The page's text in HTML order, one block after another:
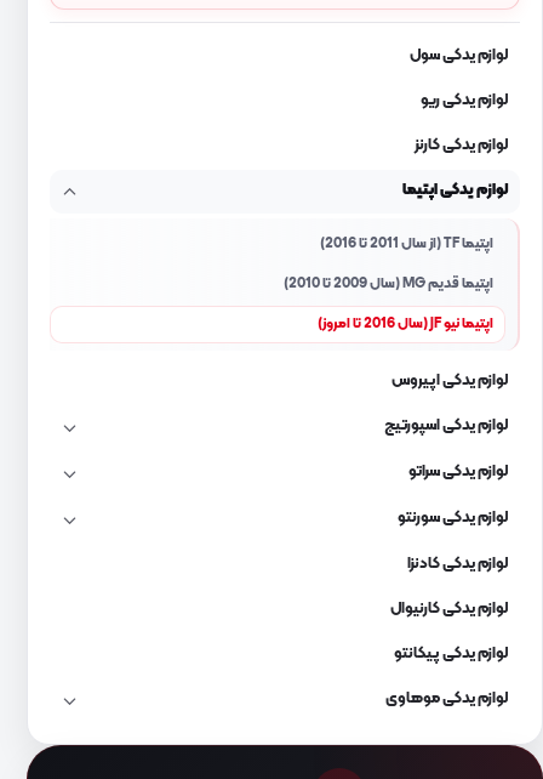
لوازم یدکی سول
لوازم یدکی ریو
لوازم یدکی کارنز
لوازم یدکی اپتیما
اپتیما TF (از سال 2011 تا 2016)
اپتیما قدیم MG (سال 2009 تا 2010)
اپتیما نیو JF (سال 2016 تا امروز)
لوازم یدکی اپیروس
لوازم یدکی اسپورتیج
لوازم یدکی سراتو
لوازم یدکی سورنتو
لوازم یدکی کادنزا
لوازم یدکی کارنیوال
لوازم یدکی پیکانتو
لوازم یدکی موهاوی